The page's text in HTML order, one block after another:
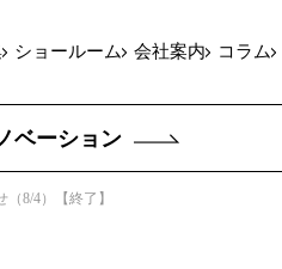
ショールーム 会社案内 コラム
ベーション
8/4）【終了】